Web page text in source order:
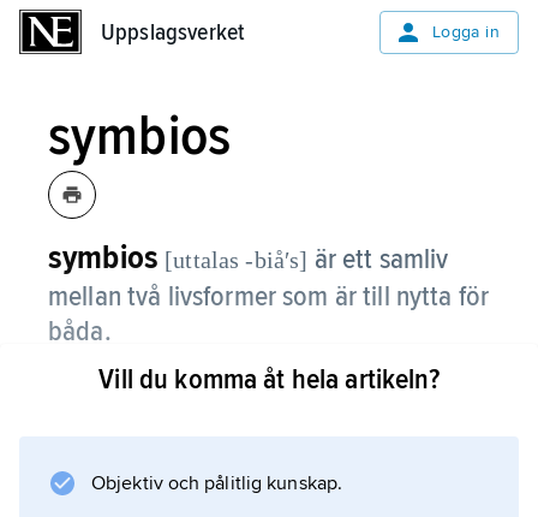
Uppslagsverket Logga in
symbios
symbios [uttalas -biåʹs] är ett samliv
mellan två livsformer som är till nytta för
båda.
Till exempel kan den ena producera näring
lavarna
Vill du komma åt hela artikeln?
Objektiv och pålitlig kunskap.